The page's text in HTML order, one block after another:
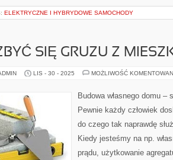
ELEKTRYCZNE I HYBRYDOWE SAMOCHODY
SIĘ GRUZU Z
LIS - 30 - 2025 MOŻLIWOŚĆ
Budowa własnego domu
Pewnie każdy człowiek
do czego tak naprawdę
Kiedy jesteśmy na np.
prądu, użytkowanie